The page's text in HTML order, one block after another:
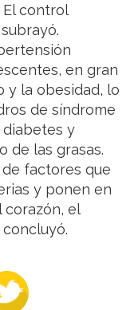
control
en gran
y la obesidad, lo
de síndrome
y
de las grasas.
factores que
y ponen en
corazón, el